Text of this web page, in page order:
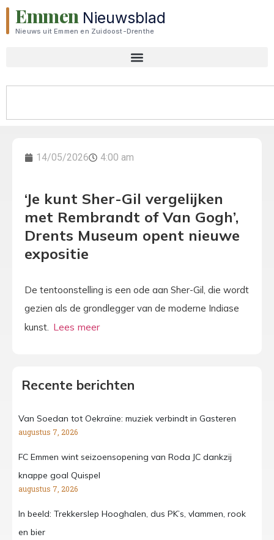
Emmen Nieuwsblad
Nieuws uit Emmen en Zuidoost-Drenthe
14/05/2026 4:00 am
‘Je kunt Sher-Gil vergelijken
met Rembrandt of Van Gogh’,
Drents Museum opent nieuwe
expositie
De tentoonstelling is een ode aan Sher-Gil, die wordt
gezien als de grondlegger van de moderne Indiase
kunst.
Recente berichten
Van Soedan tot Oekraïne: muziek verbindt in Gasteren
augustus 7, 2026
FC Emmen wint seizoensopening van Roda JC dankzij
knappe goal Quispel
augustus 7, 2026
In beeld: Trekkerslep Hooghalen, dus PK’s, vlammen, rook
en bier